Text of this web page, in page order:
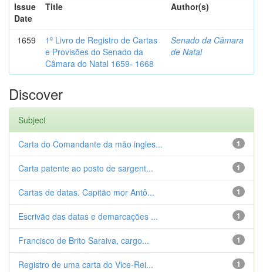
Issue
Date
Title Author(s)
1659
1º Livro de Registro de Cartas
e Provisões do Senado da
Câmara do Natal 1659- 1668
Senado da Câmara
de Natal
Discover
Subject
1
Carta do Comandante da mão ingles...
1
Carta patente ao posto de sargent...
1
Cartas de datas. Capitão mor Antô...
1
Escrivão das datas e demarcações ...
1
Francisco de Brito Saraiva, cargo...
1
Registro de uma carta do Vice-Rei...